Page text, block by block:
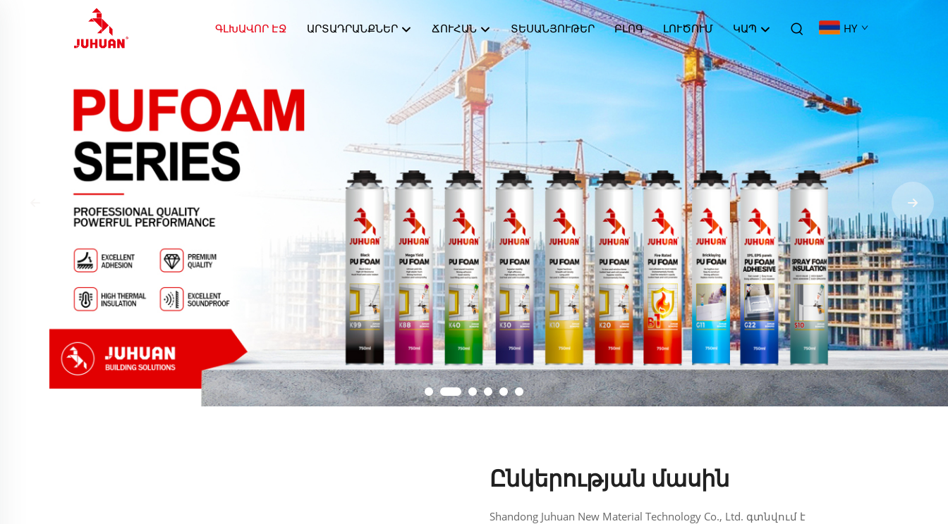
ԳԼԽԱՎՈՐ ԷՋ ԱՐՏԱԴՐԱՆՔՆԵՐ ՃՈՒՀԱՆ ՏԵՍԱՆՅՈՒԹԵՐ ԲԼՈԳ ԼՈՒԾՈՒՄ ԿԱՊ HY
Ընկերության մասին
Shandong Juhuan New Material Technology Co., Ltd. գտնվում է